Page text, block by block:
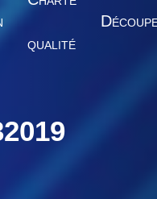
QUALITÉ
D